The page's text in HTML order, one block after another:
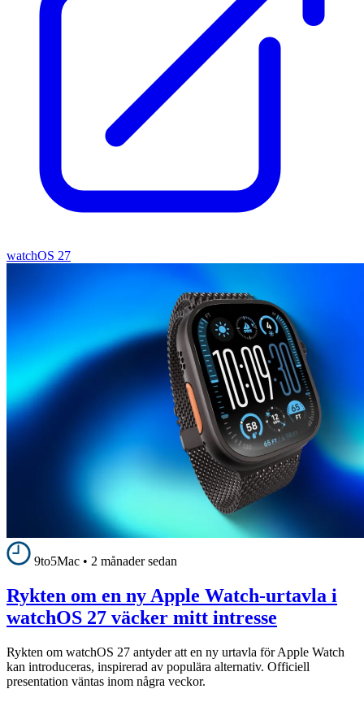
watchOS 27
9to5Mac • 2 månader sedan
Rykten om en ny Apple Watch-urtavla i
watchOS 27 väcker mitt intresse
Rykten om watchOS 27 antyder att en ny urtavla för Apple Watch
kan introduceras, inspirerad av populära alternativ. Officiell
presentation väntas inom några veckor.